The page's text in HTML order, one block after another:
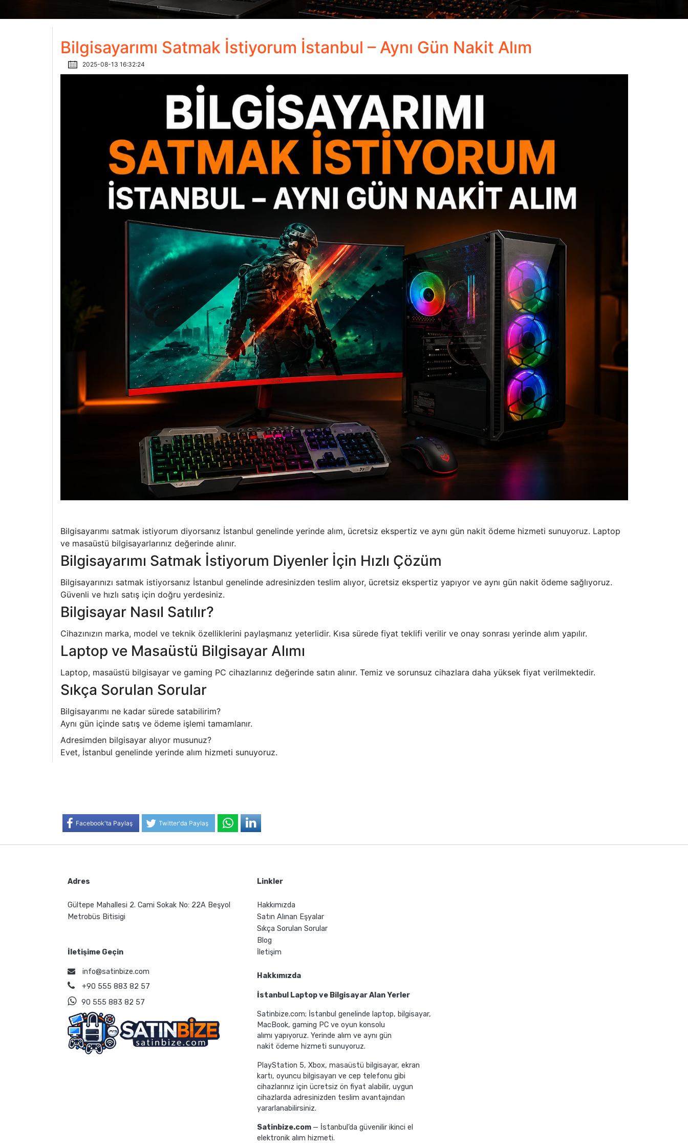
Bilgisayarımı Satmak İstiyorum İstanbul – Aynı Gün Nakit Alım
2025-08-13 16:32:24
Bilgisayarımı satmak istiyorum diyorsanız İstanbul genelinde yerinde alım, ücretsiz ekspertiz ve aynı gün nakit ödeme hizmeti sunuyoruz. Laptop
ve masaüstü bilgisayarlarınız değerinde alınır.
Bilgisayarımı Satmak İstiyorum Diyenler İçin Hızlı Çözüm
Bilgisayarınızı satmak istiyorsanız İstanbul genelinde adresinizden teslim alıyor, ücretsiz ekspertiz yapıyor ve aynı gün nakit ödeme sağlıyoruz.
Güvenli ve hızlı satış için doğru yerdesiniz.
Bilgisayar Nasıl Satılır?
Cihazınızın marka, model ve teknik özelliklerini paylaşmanız yeterlidir. Kısa sürede fiyat teklifi verilir ve onay sonrası yerinde alım yapılır.
Laptop ve Masaüstü Bilgisayar Alımı
Laptop, masaüstü bilgisayar ve gaming PC cihazlarınız değerinde satın alınır. Temiz ve sorunsuz cihazlara daha yüksek fiyat verilmektedir.
Sıkça Sorulan Sorular
Bilgisayarımı ne kadar sürede satabilirim?
Aynı gün içinde satış ve ödeme işlemi tamamlanır.
Adresimden bilgisayar alıyor musunuz?
Evet, İstanbul genelinde yerinde alım hizmeti sunuyoruz.
Facebook'ta Paylaş Twitter'da Paylaş
Adres
Gültepe Mahallesi 2. Cami Sokak No: 22A Beşyol
Metrobüs Bitisigi
İletişime Geçin
info@satinbize.com
+90 555 883 82 57
90 555 883 82 57
Linkler
Hakkımızda
Satın Alınan Eşyalar
Sıkça Sorulan Sorular
Blog
İletişim
Hakkımızda
İstanbul Laptop ve Bilgisayar Alan Yerler
Satinbize.com; İstanbul genelinde laptop, bilgisayar,
MacBook, gaming PC ve oyun konsolu
alımı yapıyoruz. Yerinde alım ve aynı gün
nakit ödeme hizmeti sunuyoruz.
PlayStation 5, Xbox, masaüstü bilgisayar, ekran
kartı, oyuncu bilgisayarı ve cep telefonu gibi
cihazlarınız için ücretsiz ön fiyat alabilir, uygun
cihazlarda adresinizden teslim avantajından
yararlanabilirsiniz.
Satinbize.com — İstanbul’da güvenilir ikinci el
elektronik alım hizmeti.